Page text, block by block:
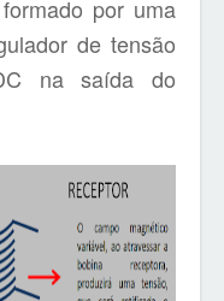
por uma
de tensão
na saída do